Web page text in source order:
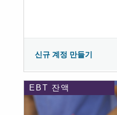
신규 계정 만들기
EBT 잔액